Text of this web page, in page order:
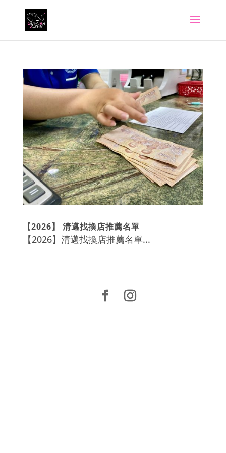
【2026】 清邁找換店推薦名單
【2026】清邁找換店推薦名單...